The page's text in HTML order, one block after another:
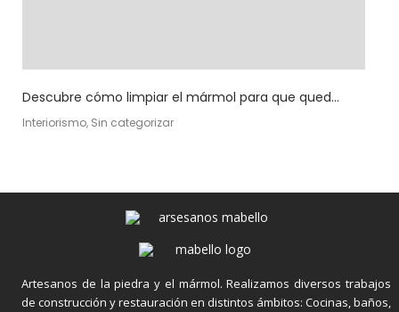
Descubre cómo limpiar el mármol para que qued...
Interiorismo, Sin categorizar
Artesanos de la piedra y el mármol. Realizamos diversos trabajos
de construcción y restauración en distintos ámbitos: Cocinas, baños,